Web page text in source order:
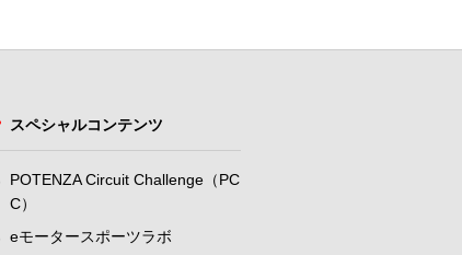
スペシャルコンテンツ
POTENZA Circuit Challenge（PC
C）
eモータースポーツラボ